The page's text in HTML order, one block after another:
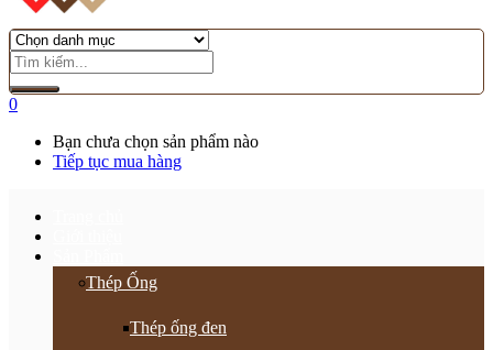
0
Bạn chưa chọn sản phẩm nào
Tiếp tục mua hàng
Thép Ống
Thép ống đen